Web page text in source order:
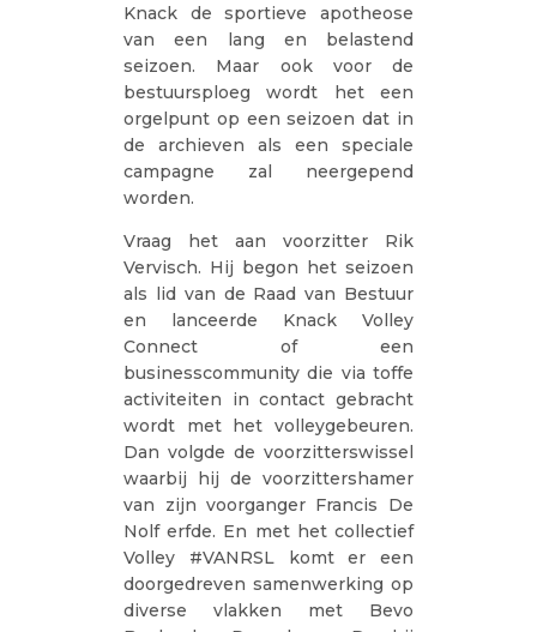
Knack de sportieve apotheose
van een lang en belastend
seizoen. Maar ook voor de
bestuursploeg wordt het een
orgelpunt op een seizoen dat in
de archieven als een speciale
campagne zal neergepend
worden.
Vraag het aan voorzitter Rik
Vervisch. Hij begon het seizoen
als lid van de Raad van Bestuur
en lanceerde Knack Volley
Connect of een
businesscommunity die via toffe
activiteiten in contact gebracht
wordt met het volleygebeuren.
Dan volgde de voorzitterswissel
waarbij hij de voorzittershamer
van zijn voorganger Francis De
Nolf erfde. En met het collectief
Volley #VANRSL komt er een
doorgedreven samenwerking op
diverse vlakken met Bevo